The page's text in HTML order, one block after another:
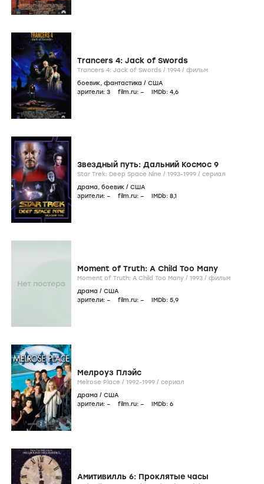
Trancers 4: Jack of Swords
Trancers 4: Jack of Swords / 1994 / фильм
боевик, фантастика / США
зрители: 3 film.ru: – IMDb: 4,6
Звездный путь: Дальний Космос 9
Star Trek: Deep Space Nine / 1993-1999 / сериал
драма, боевик / США
зрители: – film.ru: – IMDb: 8,1
Moment of Truth: A Child Too Many
Moment of Truth: A Child Too Many / 1993 / фильм
драма / США
зрители: – film.ru: – IMDb: 5,9
Мелроуз Плэйс
Melrose Place / 1992-1999 / сериал
драма / США
зрители: – film.ru: – IMDb: 6
Амитивилль 6: Проклятые часы